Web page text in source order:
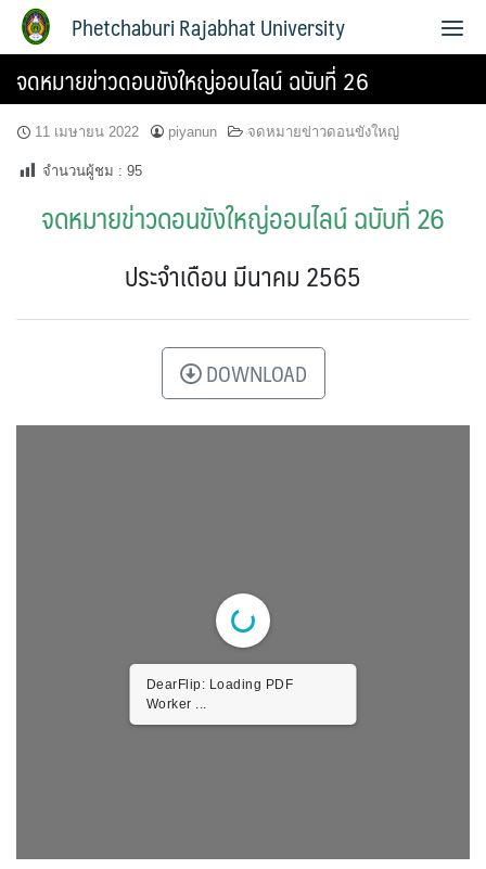
Phetchaburi Rajabhat University
จดหมายข่าวดอนขังใหญ่ออนไลน์ ฉบับที่ 26
11 เมษายน 2022 piyanun จดหมายข่าวดอนขังใหญ่
จำนวนผู้ชม : 95
จดหมายข่าวดอนขังใหญ่ออนไลน์ ฉบับที่ 26
ประจำเดือน มีนาคม 2565
DOWNLOAD
DearFlip: Loading PDF
Worker ...